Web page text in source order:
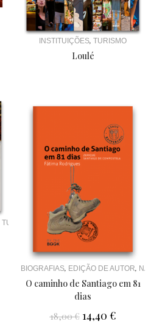
INSTITUIÇÕES, TURISMO
Loulé
TURISMO
BIOGRAFIAS, EDIÇÃO DE AUTOR,
O caminho de Santiago em 81
dias
18,00€ 14,40 €